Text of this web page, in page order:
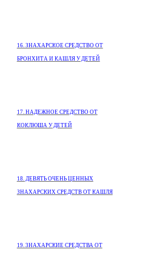
16. ЗНАХАРСКОЕ СРЕДСТВО ОТ
БРОНХИТА И КАШЛЯ У ДЕТЕЙ
17. НАДЕЖНОЕ СРЕДСТВО ОТ
КОКЛЮША У ДЕТЕЙ
18. ДЕВЯТЬ ОЧЕНЬ ЦЕННЫХ
ЗНАХАРСКИХ СРЕДСТВ ОТ КАШЛЯ
19. 3НАХАРСКИЕ СРЕДСТВА ОТ